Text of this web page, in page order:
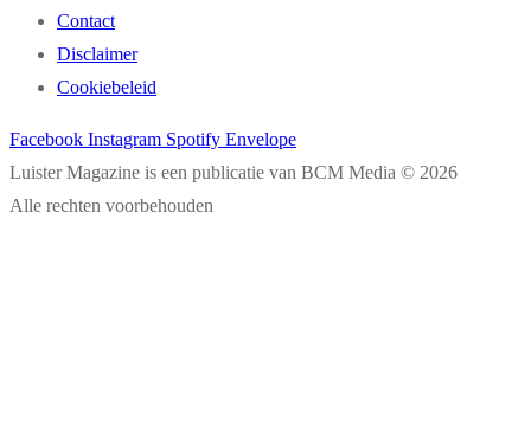
Contact
Disclaimer
Cookiebeleid
Facebook Instagram Spotify Envelope
Luister Magazine is een publicatie van BCM Media © 2026
Alle rechten voorbehouden